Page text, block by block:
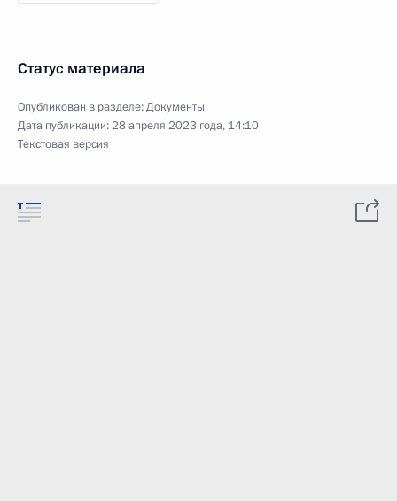
Статус материала
Опубликован в разделе:Документы
Дата публикации:28 апреля 2023 года, 14:10
Текстовая версия